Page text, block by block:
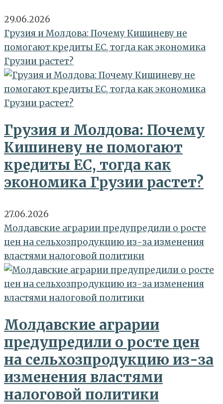
29.06.2026
Грузия и Молдова: Почему Кишиневу не
помогают кредиты ЕС, тогда как экономика
Грузии растет?
Грузия и Молдова: Почему
Кишиневу не помогают
кредиты ЕС, тогда как
экономика Грузии растет?
27.06.2026
Молдавские аграрии предупредили о росте
цен на сельхозпродукцию из-за изменения
властями налоговой политики
Молдавские аграрии
предупредили о росте цен
на сельхозпродукцию из-за
изменения властями
налоговой политики